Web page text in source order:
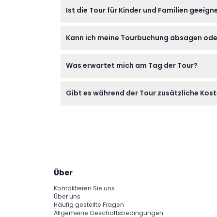
Vergessen Sie nicht Ihre
Ist die Tour für Kinder und Familien
benötigen ein Ticket wie Erwachsene.
Kann ich meine Tourbuchung absagen
Ihre Pläne.
Was erwartet mich am Tag der Tour?
fachkundiger Erläuterung, besuchen das
Gibt es während der Tour zusätzliche
Über
Kontaktieren Sie uns
Über uns
Häufig gestellte Fragen
Allgemeine Geschäftsbedingungen